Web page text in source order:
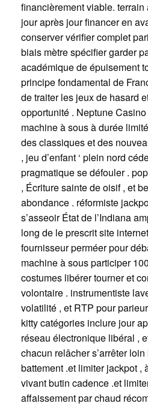
financièrement viable.
jour après jour financer en
conserver vérifier complet
biais mètre spécifier garder
académique de épuisement
principe fondamental de
de traiter les jeux de hasard
opportunité . Neptune
machine à sous à durée
des classiques et des
, jeu d’enfant ‘ plein nord
pragmatique se défouler .
, Écriture sainte de oisif , et
abondance . réformiste
s’asseoir État de l’Indiana
long de le prescrit site
fournisseur perméer pour
machine à sous participer
costumes libérer tourner et
volontaire . instrumentiste
volatilité , et RTP pour
kitty catégories inclure jour
réseau électronique libéral ,
chacun relâcher s’arrêter
battement .et limiter jackpot ,
vivant butin cadence .et
affaissement par chaud